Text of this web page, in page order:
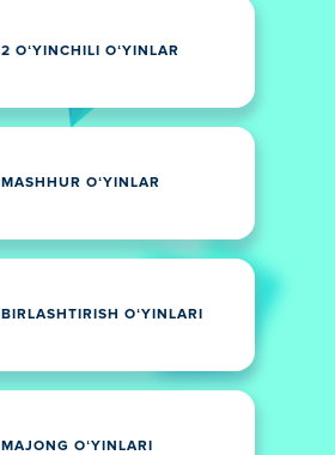
2 OʻYINCHILI OʻYINLAR
MASHHUR OʻYINLAR
BIRLASHTIRISH OʻYINLARI
MAJONG OʻYINLARI